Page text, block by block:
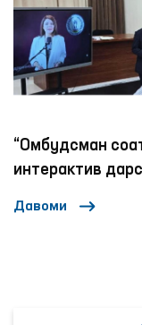
Ижтимоий
нисбатан
Давоми